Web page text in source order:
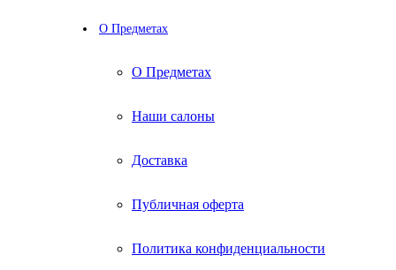
О Предметах
О Предметах
Наши салоны
Доставка
Публичная оферта
Политика конфиденциальности